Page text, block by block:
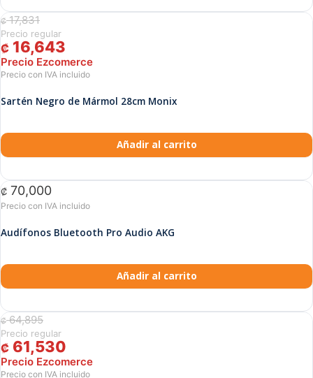
₡17,831
El precio original era: ₡ 17,831.
₡ 16,643
El precio actual es: ₡ 16,643.
Sartén Negro de Mármol 28cm Monix
Añadir al carrito
₡ 70,000
Audífonos Bluetooth Pro Audio AKG
Añadir al carrito
₡64,895
El precio original era: ₡ 64,895.
₡ 61,530
El precio actual es: ₡ 61,530.